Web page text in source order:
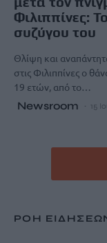
Φιλιππίνες:
συζύγου του
Θλίψη και
στις Φιλιππίνες ο
19 ετών, από το…
Newsroom 15
ΡΟΗ